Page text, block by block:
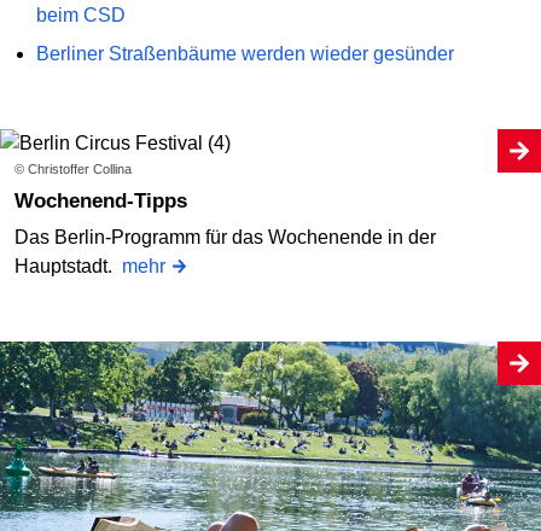
beim CSD
Berliner Straßenbäume werden wieder gesünder
© Christoffer Collina
Wochenend-Tipps
Das Berlin-Programm für das Wochenende in der
Hauptstadt. mehr